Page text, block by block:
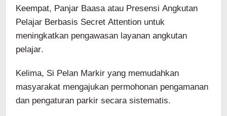
Keempat, Panjar Baasa atau Presensi Angkutan
Pelajar Berbasis Secret Attention untuk
meningkatkan pengawasan layanan angkutan
pelajar.
Kelima, Si Pelan Markir yang memudahkan
masyarakat mengajukan permohonan pengamanan
dan pengaturan parkir secara sistematis.